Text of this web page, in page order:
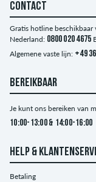
CONTACT
Gratis hotline
Nederland: 0800 020 4675
Algemene vaste lijn: +49
BEREIKBAAR
Je kunt ons bereiken van
10:00-13:00 & 14:00-16:00
HELP &
Betaling